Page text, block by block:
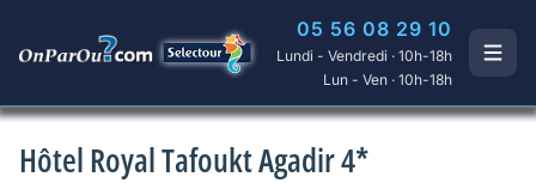
05 56 08 29 10
Lundi - Vendredi · 10h-18h
Lun - Ven · 10h-18h
Hôtel Royal Tafoukt Agadir 4*